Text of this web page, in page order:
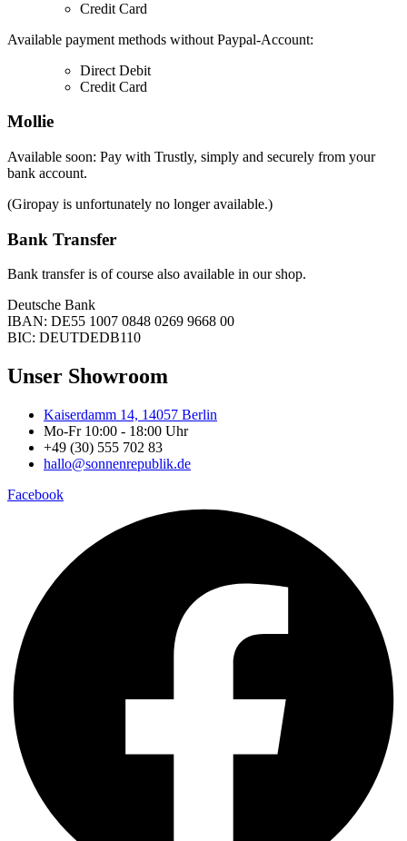
Credit Card
Available payment methods without Paypal-Account:
Direct Debit
Credit Card
Mollie
Available soon: Pay with Trustly, simply and securely from your
bank account.
(Giropay is unfortunately no longer available.)
Bank Transfer
Bank transfer is of course also available in our shop.
Deutsche Bank
IBAN: DE55 1007 0848 0269 9668 00
BIC: DEUTDEDB110
Unser Showroom
Kaiserdamm 14, 14057 Berlin
Mo-Fr 10:00 - 18:00 Uhr
+49 (30) 555 702 83
hallo@sonnenrepublik.de
Facebook